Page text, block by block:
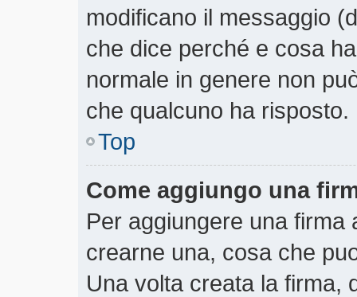
modificano il messaggio
che dice perché e cosa
normale in genere non
che qualcuno ha risposto.
Top
Come aggiungo una
Per aggiungere una
crearne una, cosa che
Una volta creata la firma,